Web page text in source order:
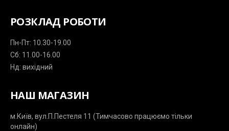
РОЗКЛАД РОБОТИ
Пн-Пт: 10.30-19.00
Сб: 11.00-16.00
Нд: вихідний
НАШ МАГАЗИН
м.Київ, вул.П.Пестеля 11 (Тимчасово працюємо тільки
онлайн)